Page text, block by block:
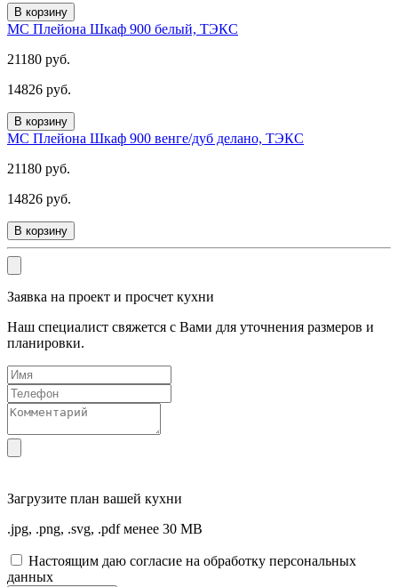
В корзину
МС Плейона Шкаф 900 белый, ТЭКС
21180 руб.
14826 руб.
В корзину
МС Плейона Шкаф 900 венге/дуб делано, ТЭКС
21180 руб.
14826 руб.
В корзину
Заявка на проект и просчет кухни
Наш специалист свяжется с Вами для уточнения размеров и
планировки.
Загрузите план вашей кухни
.jpg, .png, .svg, .pdf менее 30 MB
Настоящим даю согласие на обработку персональных
данных